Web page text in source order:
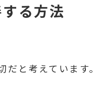
る方法
だと考えています